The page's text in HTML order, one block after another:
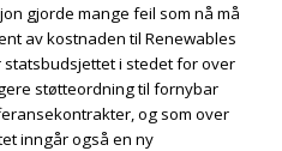
gjorde mange feil som nå må
av kostnaden til Renewables
i stedet for over
støtteordning til fornybar
og som over
inngår også en ny